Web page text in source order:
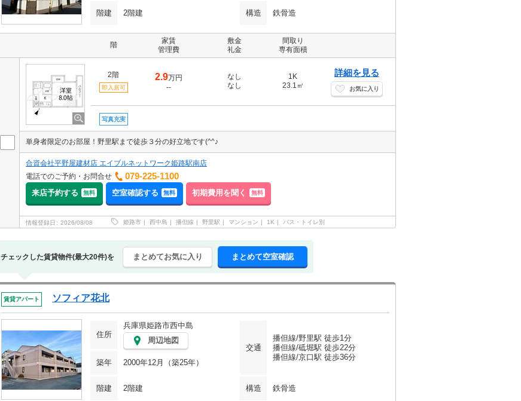
階建 2階建 構造 鉄骨造
階
家賃
管理費
敷金
礼金
間取り
専有面積
2階
即入居可
2.9万円
--
なし
なし
1K
23.1㎡
詳細を見る
お気に入り
写真充実
単身者限定のお部屋！野里駅まで徒歩３分の好立地です(^^♪
合資会社平野屋建材店 エイブルネットワーク姫路駅南店
電話でのご予約・お問合せ
079-225-1100
来店予約する 無料 空室確認する 無料 初期費用を聞く 無料
情報登録日 2026/08/08 姫路市 西中島 播但線 野里駅 マンション 1K バス・トイレ別
チェックした賃貸物件(最大20件)を まとめてお気に入り まとめて空室確認
賃貸アパート ソフィア花北
住所
兵庫県姫路市西中島
周辺地図
交通
播但線/野里駅 徒歩1分
播但線/砥堀駅 徒歩22分
播但線/京口駅 徒歩36分
築年 2000年12月（築25年）
階建 2階建 構造 鉄骨造